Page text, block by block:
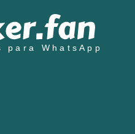
para WhatsApp